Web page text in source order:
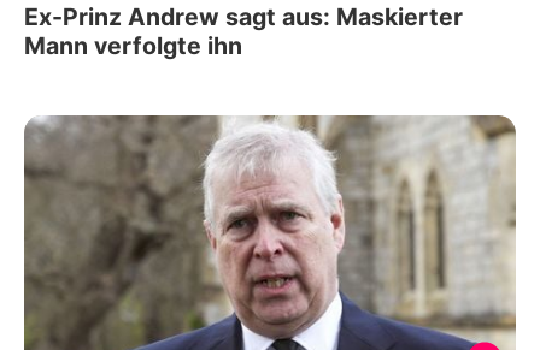
Ex-Prinz Andrew sagt aus: Maskierter
Mann verfolgte ihn